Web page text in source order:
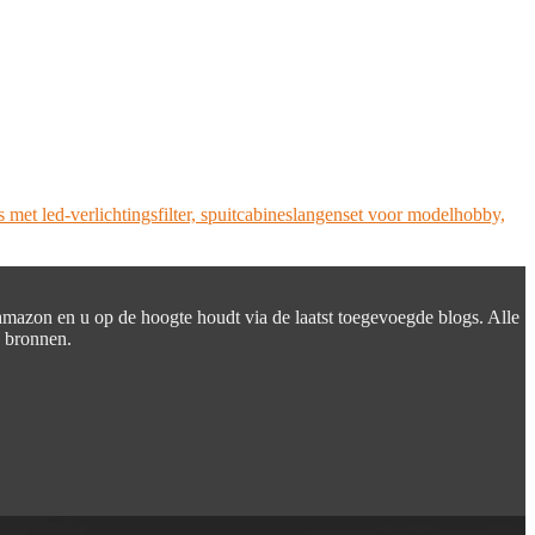
met led-verlichtingsfilter, spuitcabineslangenset voor modelhobby,
en u op de hoogte houdt via de laatst toegevoegde blogs. Alle